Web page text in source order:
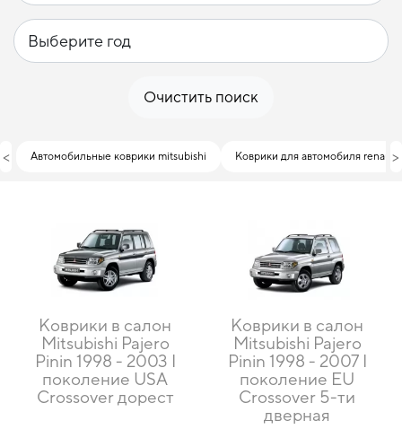
Очистить поиск
< Автомобильные коврики mitsubishi Коврики для автомобиля renault
>
Коврики в салон
Mitsubishi Pajero
Pinin 1998 - 2003 I
поколение USA
Crossover дорест
Коврики в салон
Mitsubishi Pajero
Pinin 1998 - 2007 I
поколение EU
Crossover 5-ти
дверная